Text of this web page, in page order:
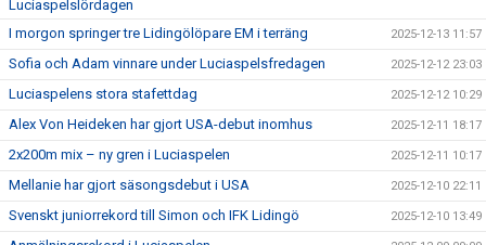
Luciaspelslördagen
I morgon springer tre Lidingölöpare EM i terräng 2025-12-13 11:57
Sofia och Adam vinnare under Luciaspelsfredagen 2025-12-12 23:03
Luciaspelens stora stafettdag 2025-12-12 10:29
Alex Von Heideken har gjort USA-debut inomhus 2025-12-11 18:17
2x200m mix – ny gren i Luciaspelen 2025-12-11 10:17
Mellanie har gjort säsongsdebut i USA 2025-12-10 22:11
Svenskt juniorrekord till Simon och IFK Lidingö 2025-12-10 13:49